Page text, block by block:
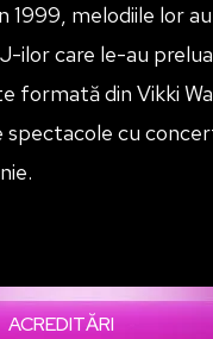
1999, melodiile lor
ilor care le-au
formată din Vikki
spectacole cu
ACREDITĂRI